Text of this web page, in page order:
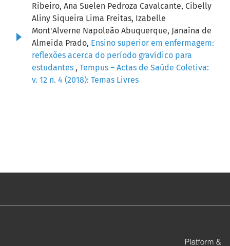
Ribeiro, Ana Suelen Pedroza Cavalcante, Cibelly
Aliny Siqueira Lima Freitas, Izabelle
Mont'Alverne Napoleão Abuquerque, Janaína de
Almeida Prado, Ensino superior em enfermagem:
reflexões acerca do período gravídico para
estudantes , Tempus – Actas de Saúde Coletiva:
v. 12 n. 4 (2018): Temas Livres